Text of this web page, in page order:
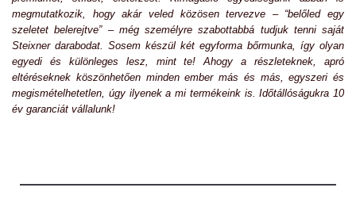
megmutatkozik, hogy akár veled közösen tervezve – “belőled egy
szeletet belerejtve” – még személyre szabottabbá tudjuk tenni saját
Steixner darabodat. Sosem készül két egyforma bőrmunka, így olyan
egyedi és különleges lesz, mint te! Ahogy a részleteknek, apró
eltéréseknek köszönhetően minden ember más és más, egyszeri és
megismételhetetlen, úgy ilyenek a mi termékeink is. Időtállóságukra 10
év garanciát vállalunk!